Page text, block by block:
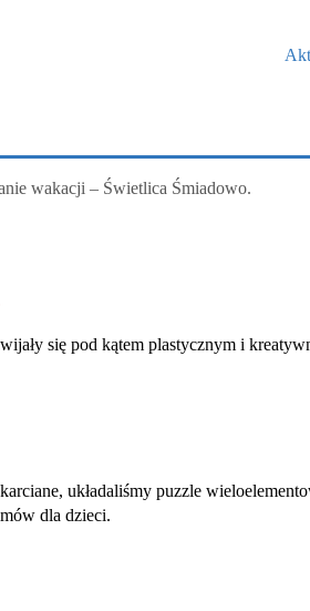
wakacji – Świetlica Śmiadowo.
się pod kątem plastycznym i
układaliśmy puzzle
dla dzieci.